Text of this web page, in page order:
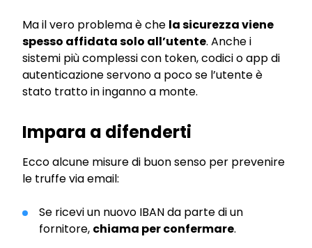
Ma il vero problema è che la sicurezza viene
spesso affidata solo all’utente. Anche i
sistemi più complessi con token, codici o app di
autenticazione servono a poco se l’utente è
stato tratto in inganno a monte.
Impara a difenderti
Ecco alcune misure di buon senso per prevenire
le truffe via email:
Se ricevi un nuovo IBAN da parte di un
fornitore, chiama per confermare.